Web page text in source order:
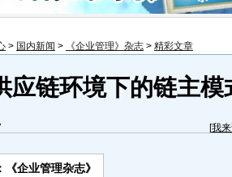
> 国内新闻 > 《企业管理》杂志 > 精彩文章
应链环境下的链主模
[我
《企业管理杂志》